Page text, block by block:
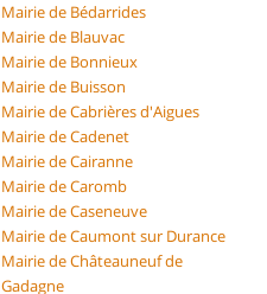
Mairie de Bédarrides
Mairie de Blauvac
Mairie de Bonnieux
Mairie de Buisson
Mairie de Cabrières d'Aigues
Mairie de Cadenet
Mairie de Cairanne
Mairie de Caromb
Mairie de Caseneuve
Mairie de Caumont sur Durance
Mairie de Châteauneuf de
Gadagne